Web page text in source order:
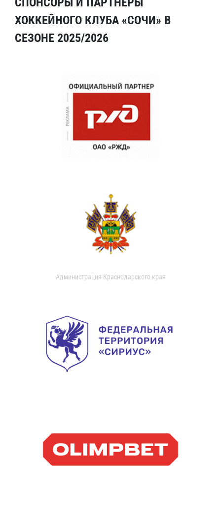
ХОККЕЙНОГО КЛУБА «СОЧИ» В
СЕЗОНЕ 2025/2026
Администрация Краснодарского края